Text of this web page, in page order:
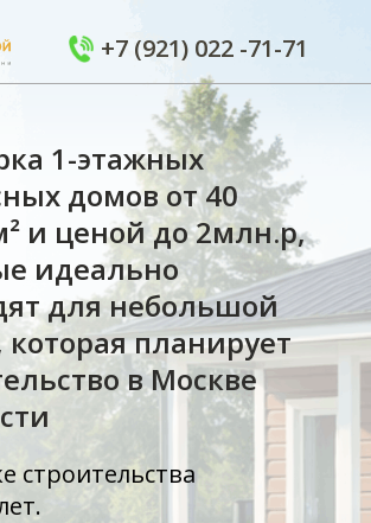
1-этажных
домов от 40
и ценой до 2млн.р,
идеально
для небольшой
планирует
в Москве
строительства
+7 (921) 022 -71-71